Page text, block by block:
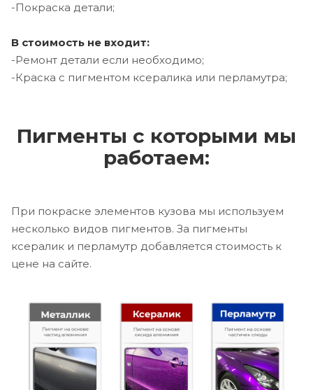
-Покраска детали;
В стоимость не входит:
-Ремонт детали если необходимо;
-Краска с пигментом ксералика или перламутра;
Пигменты с которыми мы
работаем:
При покраске элементов кузова мы используем
несколько видов пигментов. За пигменты
ксералик и перламутр добавляется стоимость к
цене на сайте.